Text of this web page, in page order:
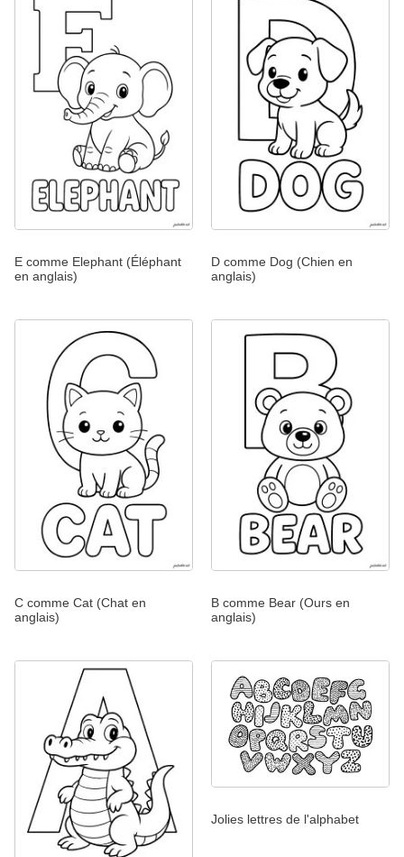
E comme Elephant (Éléphant
en anglais)
D comme Dog (Chien en
anglais)
C comme Cat (Chat en
anglais)
B comme Bear (Ours en
anglais)
Jolies lettres de l'alphabet